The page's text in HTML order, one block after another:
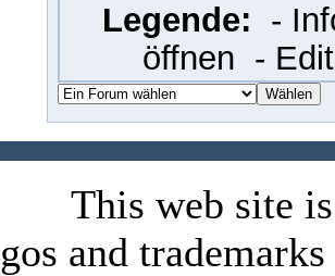
Legende:
-
öffnen -
This web site
and